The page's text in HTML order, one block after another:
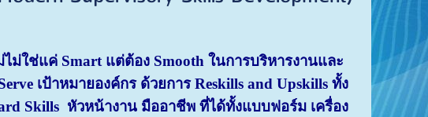
ม่ใช่แค่ Smart แต่ต้อง Smooth ในการบริหารงานและ
เป้าหมายองค์กร ด้วยการReskills and Upskills ทั้ง
Skills หัวหน้างาน มืออาชีพ ที่ได้ทั้งแบบฟอร์ม เครื่อง